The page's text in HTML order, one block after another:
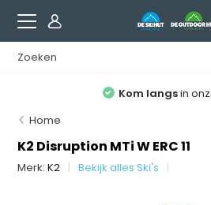
Kom langsin
Home
K2 Disruption MTi W ERC 11
Merk:K2 Bekijk alles Ski's